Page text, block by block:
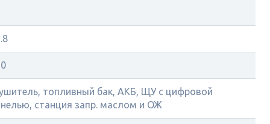
топливный бак, АКБ, ЩУ с цифровой
станция запр. маслом и ОЖ